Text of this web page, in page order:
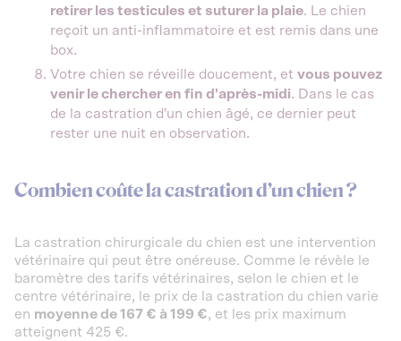
retirer les testicules et suturer la plaie. Le chien
reçoit un anti-inflammatoire et est remis dans une
box.
Votre chien se réveille doucement, et vous pouvez
venir le chercher en fin d'après-midi. Dans le cas
de la castration d'un chien âgé, ce dernier peut
rester une nuit en observation.
Combien coûte la castration d’un chien ?
La castration chirurgicale du chien est une intervention
vétérinaire qui peut être onéreuse. Comme le révèle le
baromètre des tarifs vétérinaires, selon le chien et le
centre vétérinaire, le prix de la castration du chien varie
en moyenne de 167 € à 199 €, et les prix maximum
atteignent 425 €.